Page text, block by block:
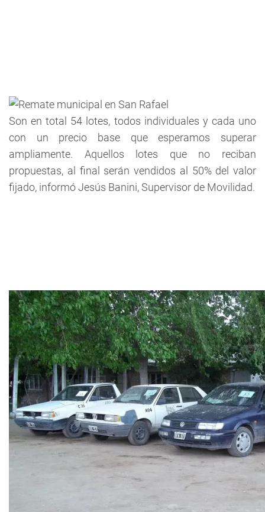
Son en total 54 lotes, todos individuales y cada uno
con un precio base que esperamos superar
ampliamente. Aquellos lotes que no reciban
propuestas, al final serán vendidos al 50% del valor
fijado, informó Jesús Banini, Supervisor de Movilidad.